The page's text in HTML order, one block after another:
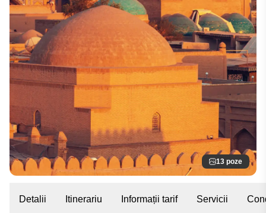
13 poze
Detalii Itinerariu Informații tarif Servicii